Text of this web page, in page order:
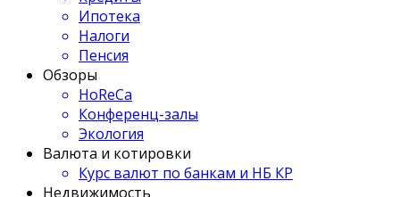
Ипотека
Налоги
Пенсия
Обзоры
HoReCa
Конференц-залы
Экология
Валюта и котировки
Курс валют по банкам и НБ КР
Недвижимость